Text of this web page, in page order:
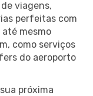
viagens,
perfeitas com
até mesmo
como serviços
do aeroporto
próxima